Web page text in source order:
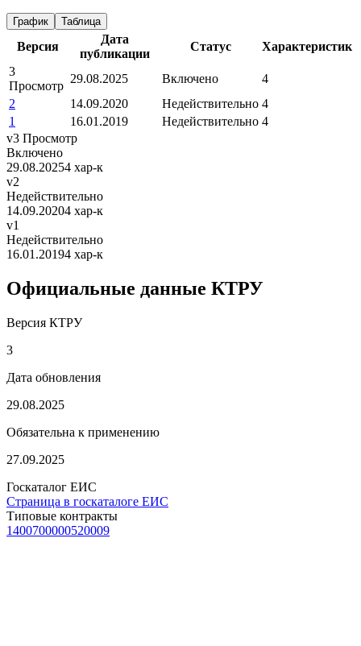
График Таблица
Версия
Дата
публикации
Статус
Характеристик
3
Просмотр
29.08.2025 Включено
4
2
14.09.2020 Недействительно 4
1
16.01.2019 Недействительно 4
v3 Просмотр
Включено
29.08.20254 хар-к
v2
Недействительно
14.09.20204 хар-к
v1
Недействительно
16.01.20194 хар-к
Официальные данные КТРУ
Версия КТРУ
3
Дата обновления
29.08.2025
Обязательна к применению
27.09.2025
Госкаталог ЕИС
Страница в госкаталоге ЕИС
Типовые контракты
1400700000520009